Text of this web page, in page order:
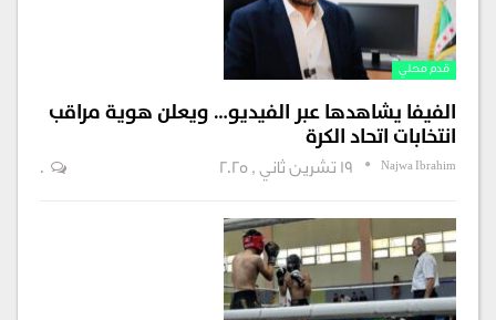
قدم محلي
الفيفا يشاهدها عبر الفيديو… ويعلن هوية مراقب
انتخابات اتحاد الكرة
Najwa Ibrahim 19 تشرين ثاني , 2025 0